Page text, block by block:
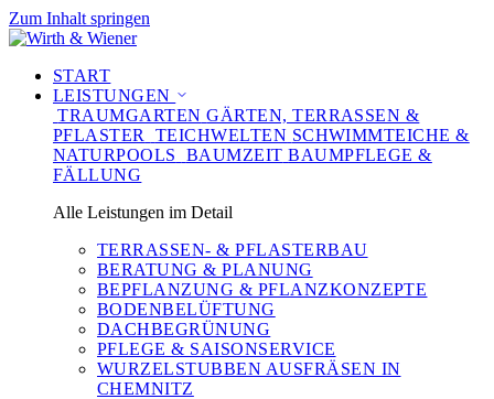
Zum Inhalt springen
START
LEISTUNGEN
TRAUMGARTEN GÄRTEN, TERRASSEN &
PFLASTER
TEICHWELTEN SCHWIMMTEICHE &
NATURPOOLS
BAUMZEIT BAUMPFLEGE &
FÄLLUNG
Alle Leistungen im Detail
TERRASSEN- & PFLASTERBAU
BERATUNG & PLANUNG
BEPFLANZUNG & PFLANZKONZEPTE
BODENBELÜFTUNG
DACHBEGRÜNUNG
PFLEGE & SAISONSERVICE
WURZELSTUBBEN AUSFRÄSEN IN
CHEMNITZ